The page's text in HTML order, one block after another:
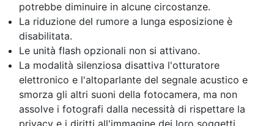
potrebbe diminuire in alcune circostanze.
La riduzione del rumore a lunga esposizione è
disabilitata.
Le unità flash opzionali non si attivano.
La modalità silenziosa disattiva l'otturatore
elettronico e l'altoparlante del segnale acustico e
smorza gli altri suoni della fotocamera, ma non
assolve i fotografi dalla necessità di rispettare la
privacy e i diritti all'immagine dei loro soggetti.